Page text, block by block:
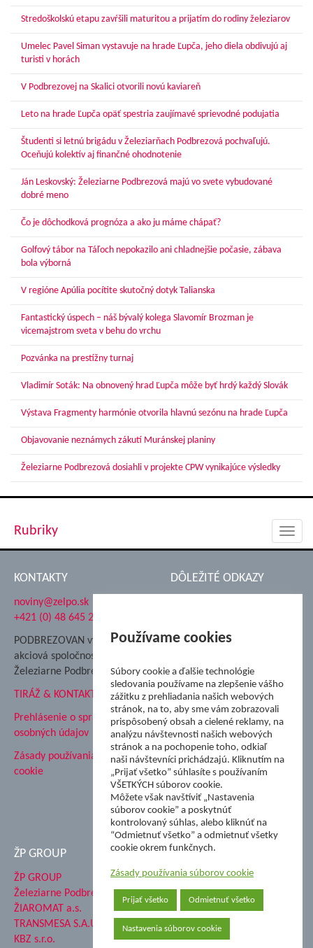
Stredoškolskú etapu zavŕšili maturitou a prijatím do rodiny železiarov
Umelec Pavel Siman vystavuje na hrade Ľupča, jeho diela obdivujú aj
turisti v horách
V Podbrezovej na Skalici otvorili novú kaviareň
Leto na hrade Ľupča opäť spestria zaujímavé sprievodné podujatia
Študenti si letnú brigádu v Železiarňach Podbrezová pochvaľujú.
Oceňujú kolektív aj finančné ohodnotenie
Ján Leskovský: Železiarne Podbrezová majú vo svete vybudované
dobré meno
Čo je dôchodková prognóza a ako ju máme chápať?
Golfový tábor na Táľoch nepokazilo ani chladnejšie počasie, zábava
bola výborná
V regióne Apúlia pocítite skutočný dotyk Talianska
Fantastický úspech – náš bývalý kolega Slavomír Brozman je
vicemajstrom sveta v behu do vrchu
Pozvánka na prestížny turnaj
Vladimír Soták: Na obnovený hrad Ľupča môže byť hrdý každý Slovák
Výstava Fragmenty harmónie otvorila hlavnú sezónu na hrade Ľupča
Objavovanie neznámych zákutí Muránskej planiny
Železiarne Podbrezová dosiahli v projekte CPW vynikajúce výsledky
Rubriky
KONTAKTY
noviny@zelpo.sk
+421 (0) 48 645 2711
PODBREZOVAN vydáva
akciová spoločnosť
Železiarne Podbrezová
TIRÁŽ & KONTAKT
Prehlásenie o spracovaní
osobných údajov
Zásady používania súborov
cookie
DÔLEŽITÉ ODKAZY
Nadácia Železiarne
ŽP Informatika s.r.o.
ŠK Železiarne Podbrezová
Tále a.s.
ŽP GROUP
ŽP GROUP
Železiarne Podbrezová a.s.
ŽIAROMAT a.s.
TRANSMESA S.A.U.
KBZ s.r.o.
Používame cookies
Súbory cookie a ďalšie technológie
sledovania používame na zlepšenie vášho
zážitku z prehliadania našich webových
stránok, na to, aby sme vám zobrazovali
prispôsobený obsah a cielené reklamy, na
analýzu návštevnosti našich webových
stránok a na pochopenie toho, odkiaľ
naši návštevníci prichádzajú. Kliknutím na
„Prijať všetko” súhlasíte s používaním
VŠETKÝCH súborov cookie.
Môžete však navštíviť „Nastavenia
súborov cookie” a poskytnúť
kontrolovaný súhlas, alebo kliknúť na
“Odmietnuť všetko” a odmietnuť všetky
cookie okrem funkčnych.
Zásady používania súborov cookie
Prijať všetko Odmietnuť všetko
Nastavenia súborov cookie